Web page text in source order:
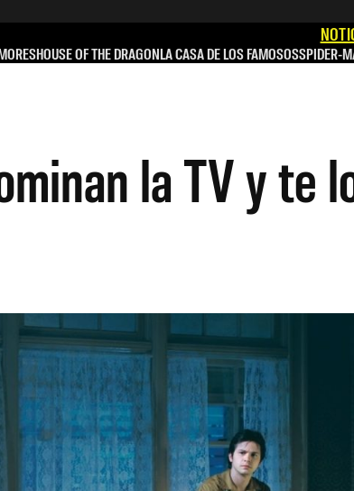
HOUSE OF THE DRAGONLA CASA DE LOS FAMOSOSSPIDER-
la TV y te